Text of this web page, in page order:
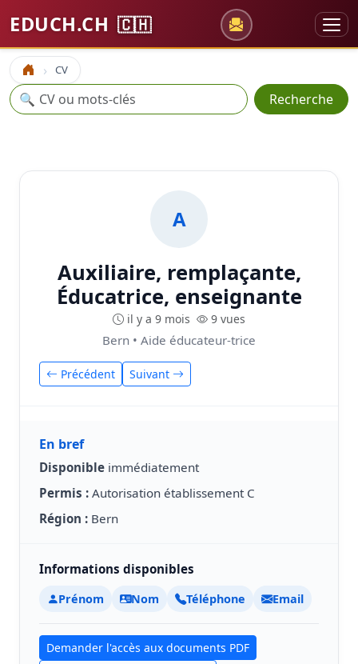
EDUCH.CH 🇨🇭
Accueil CV
Recherche
🔍 Recherche
A
Auxiliaire, remplaçante,
Éducatrice, enseignante
il y a 9 mois 9 vues
Bern • Aide éducateur-trice
Précédent Suivant
En bref
Disponible immédiatement
Permis : Autorisation établissement C
Région : Bern
Informations disponibles
Prénom Nom Téléphone Email
Demander l'accès aux documents PDF